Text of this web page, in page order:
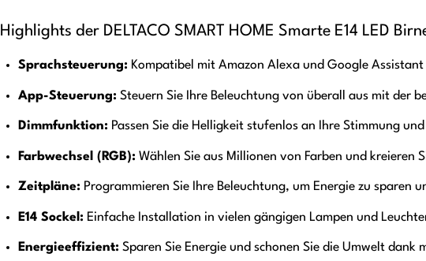
Highlights der DELTACO SMART HOME Smarte E14 LED
Sprachsteuerung: Kompatibel mit Amazon Alexa und Google
App-Steuerung: Steuern Sie Ihre Beleuchtung von überall aus mit der
Dimmfunktion: Passen Sie die Helligkeit stufenlos an Ihre Stimmung
Farbwechsel (RGB): Wählen Sie aus Millionen von Farben und kreieren
Zeitpläne: Programmieren Sie Ihre Beleuchtung, um Energie zu sparen
E14 Sockel: Einfache Installation in vielen gängigen Lampen und
Energieeffizient: Sparen Sie Energie und schonen Sie die Umwelt dank